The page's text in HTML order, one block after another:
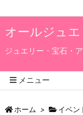
オールジュ
ジュエリー・宝石・
メニュー
ホーム > イベン